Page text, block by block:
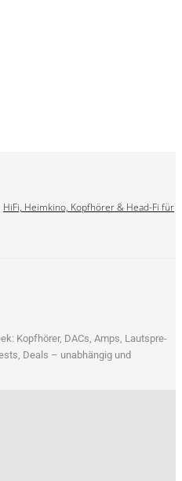
HiFi, Heimkino, Kopfhörer & Head-Fi für
Kopf­hö­rer, DACs, Amps, Laut­spre­
Deals – unab­hän­gig und